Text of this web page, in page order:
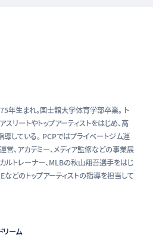
年生まれ。国士舘大学体育学部卒業。 ト
リートやトップアーティストをはじめ、高
している。 PCPではプライベートジム運
営、アカデミー、メディア監修などの事業展
ルトレーナー、MLBの秋山翔吾選手をはじ
などのトップアーティストの指導を担当して
ーム